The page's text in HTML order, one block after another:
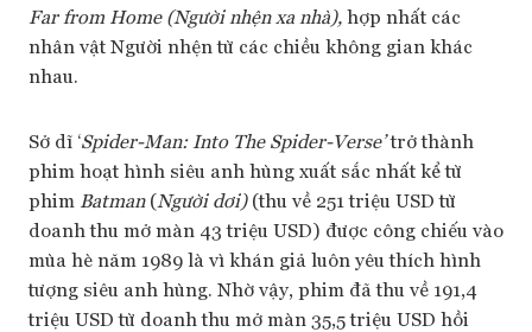
Far from Home (Người nhện xa nhà),hợp nhất các
nhân vật Người nhện từ các chiều không gian khác
nhau.
Sở dĩ ‘Spider-Man: Into The Spider-Verse’trở thành
phim hoạt hình siêu anh hùng xuất sắc nhất kể từ
phim Batman(Người dơi)(thu về 251 triệu USD từ
doanh thu mở màn 43 triệu USD) được công chiếu vào
mùa hè năm 1989 là vì khán giả luôn yêu thích hình
tượng siêu anh hùng. Nhờ vậy, phim đã thu về 191,4
triệu USD từ doanh thu mở màn 35,5 triệu USD hồi